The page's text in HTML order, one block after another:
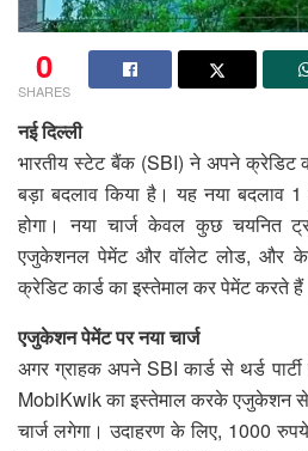
0
SHARES
नई दिल्ली
भारतीय स्टेट बैंक (SBI) ने अपने क्रेडिट
बड़ा बदलाव किया है। यह नया बदलाव
होगा। नया चार्ज केवल कुछ चयनित
एजुकेशनल पेमेंट और वॉलेट लोड, और
क्रेडिट कार्ड का इस्तेमाल कर पेमेंट करते
एजुकेशन पेमेंट पर नया चार्ज
अगर ग्राहक अपने SBI कार्ड से थर्ड
MobiKwik का इस्तेमाल करके एजुकेशन से
चार्ज लगेगा। उदाहरण के लिए, 1000